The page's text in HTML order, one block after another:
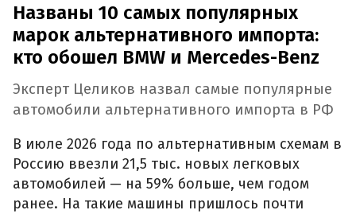
Названы 10 самых популярных
марок альтернативного импорта:
кто обошел BMW и Mercedes-Benz
Эксперт Целиков назвал самые популярные
автомобили альтернативного импорта в РФ
В июле 2026 года по альтернативным схемам в
Россию ввезли 21,5 тыс. новых легковых
автомобилей — на 59% больше, чем годом
ранее. На такие машины пришлось почти